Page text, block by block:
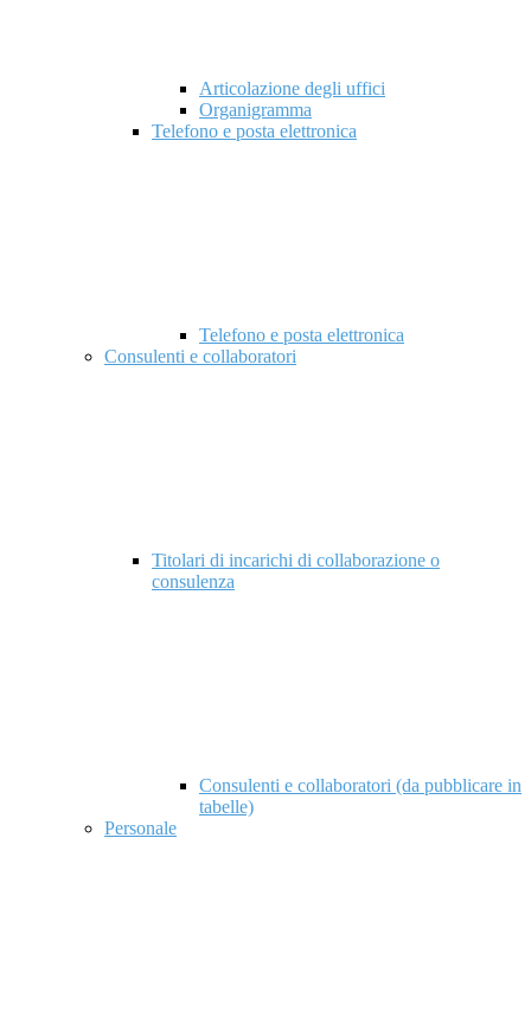
Articolazione degli uffici
Organigramma
Telefono e posta elettronica
Telefono e posta elettronica
Consulenti e collaboratori
Titolari di incarichi di collaborazione o
consulenza
Consulenti e collaboratori (da pubblicare in
tabelle)
Personale